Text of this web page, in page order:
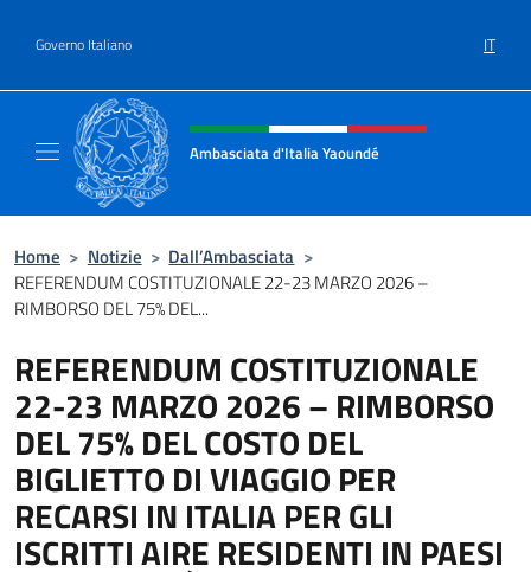
Governo Italiano IT
Intestazione sito, social e menù
Ambasciata d'Italia Yaoundé
Home > Notizie > Dall’Ambasciata >
REFERENDUM COSTITUZIONALE 22-23 MARZO 2026 –
RIMBORSO DEL 75% DEL...
REFERENDUM COSTITUZIONALE
22-23 MARZO 2026 – RIMBORSO
DEL 75% DEL COSTO DEL
BIGLIETTO DI VIAGGIO PER
RECARSI IN ITALIA PER GLI
ISCRITTI AIRE RESIDENTI IN PAESI